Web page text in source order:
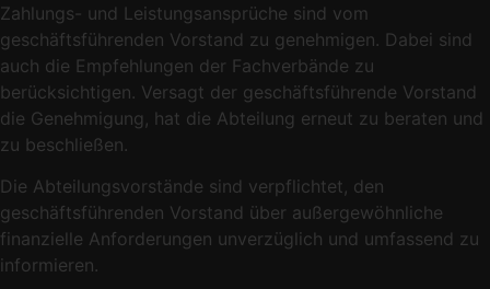
Zahlungs- und Leistungsansprüche sind vom
geschäftsführenden Vorstand zu genehmigen. Dabei sind
auch die Empfehlungen der Fachverbände zu
berücksichtigen. Versagt der geschäftsführende Vorstand
die Genehmigung, hat die Abteilung erneut zu beraten und
zu beschließen.
Die Abteilungsvorstände sind verpflichtet, den
geschäftsführenden Vorstand über außergewöhnliche
finanzielle Anforderungen unverzüglich und umfassend zu
informieren.